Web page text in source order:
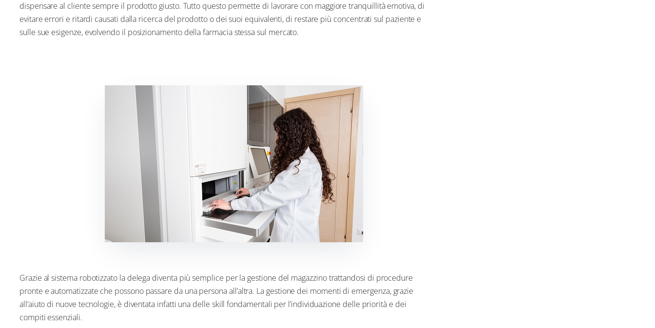
dispensare al cliente sempre il prodotto giusto. Tutto questo permette di lavorare con maggiore tranquillità emotiva, di
evitare errori e ritardi causati dalla ricerca del prodotto o dei suoi equivalenti, di restare più concentrati sul paziente e
sulle sue esigenze, evolvendo il posizionamento della farmacia stessa sul mercato.
Grazie al sistema robotizzato la delega diventa più semplice per la gestione del magazzino trattandosi di procedure
pronte e automatizzate che possono passare da una persona all’altra. La gestione dei momenti di emergenza, grazie
all’aiuto di nuove tecnologie, è diventata infatti una delle skill fondamentali per l’individuazione delle priorità e dei
compiti essenziali.